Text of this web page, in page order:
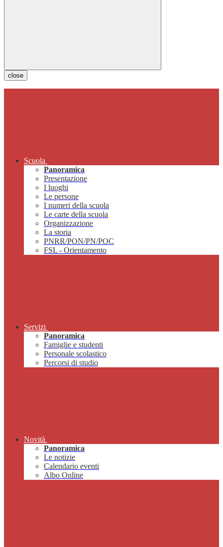
close
Scuola
Panoramica
Presentazione
I luoghi
Le persone
I numeri della scuola
Le carte della scuola
Organizzazione
La storia
PNRR/PON/PN/POC
FSL - Orientamento
Servizi
Panoramica
Famiglie e studenti
Personale scolastico
Percorsi di studio
Novità
Panoramica
Le notizie
Calendario eventi
Albo Online